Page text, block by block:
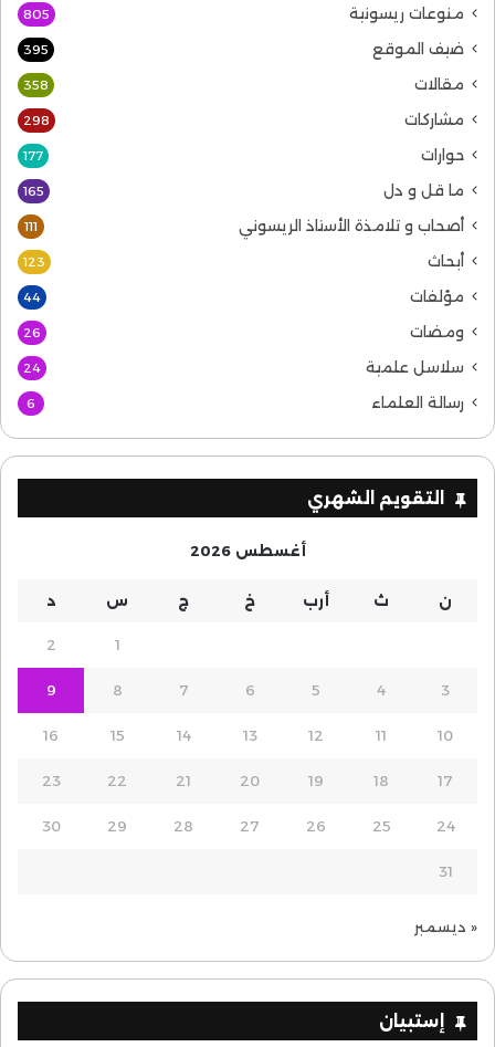
منوعات ريسونية 805
ضيف الموقع 395
مقالات 358
مشاركات 298
حوارات 177
ما قل و دل 165
أصحاب و تلامذة الأستاذ الريسوني 111
أبحاث 123
مؤلفات 44
ومضات 26
سلاسل علمية 24
رسالة العلماء 6
التقويم الشهري
أغسطس 2026
ن ث أرب خ ج س د
1
2
3
4
5
6
7
8
9
10
11
12
13
14
15
16
17
18
19
20
21
22
23
24
25
26
27
28
29
30
31
« ديسمبر
إستبيان